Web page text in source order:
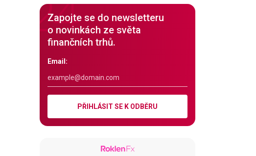
Zapojte se do newsletteru
o novinkách ze světa
finančních trhů.
Email:
PŘIHLÁSIT SE K ODBĚRU